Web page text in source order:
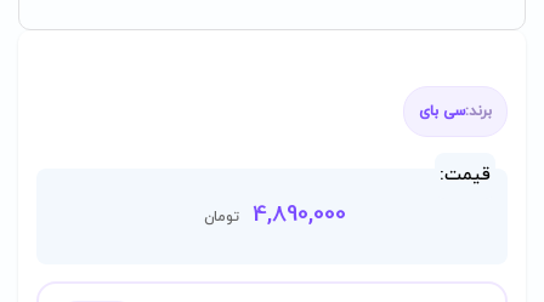
برند:سی بای
قیمت:
4,890,000 تومان